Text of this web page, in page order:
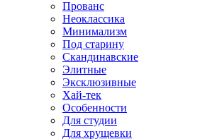
Прованс
Неоклассика
Минимализм
Под старину
Скандинавские
Элитные
Эксклюзивные
Хай-тек
Особенности
Для студии
Для хрущевки